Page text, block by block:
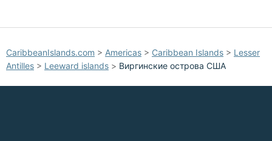
CaribbeanIslands.com > Americas > Caribbean Islands > Lesser
Antilles > Leeward islands > Виргинские острова США